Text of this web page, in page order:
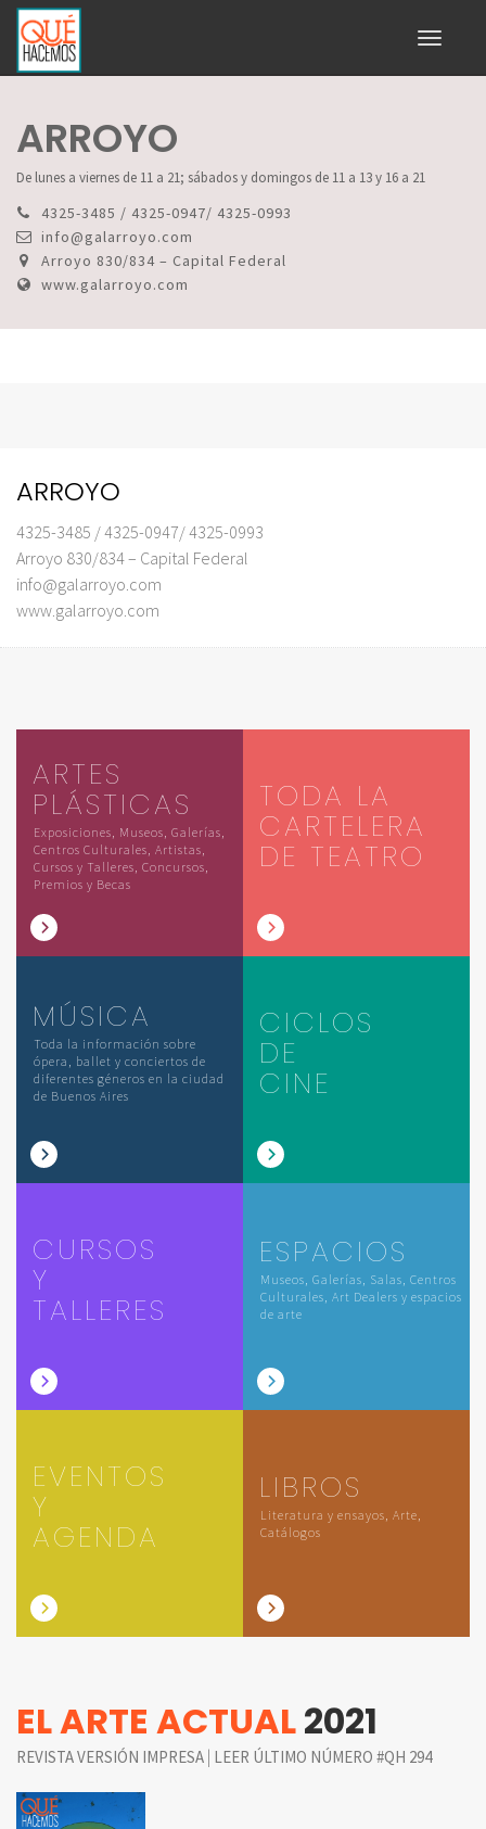
Toggle
ARROYO
De lunes a viernes de 11 a 21; sábados y domingos de 11 a 13 y 16 a 21
4325-3485 / 4325-0947/ 4325-0993
info@galarroyo.com
Arroyo 830/834 – Capital Federal
www.galarroyo.com
ARROYO
4325-3485 / 4325-0947/ 4325-0993
Arroyo 830/834 – Capital Federal
info@galarroyo.com
www.galarroyo.com
ARTES
PLÁSTICAS
Exposiciones, Museos, Galerías,
Centros Culturales, Artistas,
Cursos y Talleres, Concursos,
Premios y Becas
TODA LA
CARTELERA
DE TEATRO
MÚSICA
Toda la información sobre
ópera, ballet y conciertos de
diferentes géneros en la ciudad
de Buenos Aires
CICLOS
DE
CINE
CURSOS
Y
TALLERES
ESPACIOS
Museos, Galerías, Salas, Centros
Culturales, Art Dealers y espacios
de arte
EVENTOS
Y
AGENDA
LIBROS
Literatura y ensayos, Arte,
Catálogos
EL ARTE ACTUAL2021
REVISTA VERSIÓN IMPRESA | LEER ÚLTIMO NÚMERO #QH 294